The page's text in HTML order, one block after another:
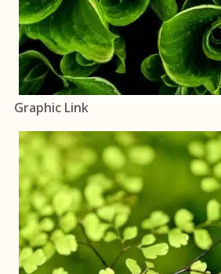
Graphic Link